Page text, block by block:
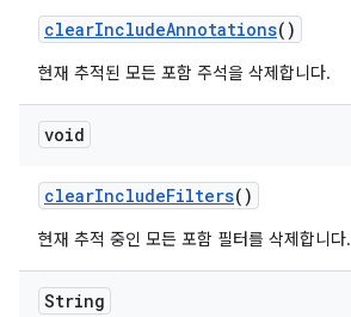
clearIncludeAnnotations()
현재 추적된 모든 포함 주석을 삭제합니다.
void
clearIncludeFilters()
현재 추적 중인 모든 포함 필터를 삭제합니다.
String